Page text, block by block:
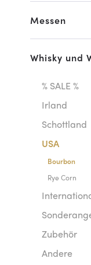
Messen
Whisky und
% SALE %
Irland
Schottland
USA
Bourbon
Rye Corn
Zubehör
Andere